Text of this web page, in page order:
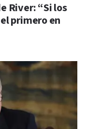
River: “Si los
primero en